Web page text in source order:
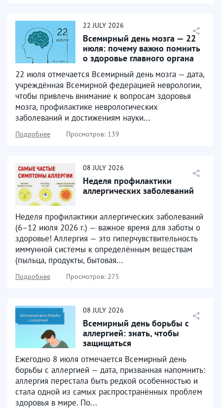
22 JULY 2026
Всемирный день мозга — 22
июля: почему важно помнить
о здоровье главного органа
22 июля отмечается Всемирный день мозга — дата,
учреждённая Всемирной федерацией неврологии,
чтобы привлечь внимание к вопросам здоровья
мозга, профилактике неврологических
заболеваний и достижениям науки...
Подробнее Просмотров: 139
08 JULY 2026
Неделя профилактики
аллергических заболеваний
Неделя профилактики аллергических заболеваний
(6–12 июля 2026 г.) — важное время для заботы о
здоровье! Аллергия — это гиперчувствительность
иммунной системы к определённым веществам
(пыльца, продукты, бытовая...
Подробнее Просмотров: 275
08 JULY 2026
Всемирный день борьбы с
аллергией: знать, чтобы
защищаться
Ежегодно 8 июля отмечается Всемирный день
борьбы с аллергией — дата, призванная напомнить:
аллергия перестала быть редкой особенностью и
стала одной из самых распространённых проблем
здоровья в мире. По...